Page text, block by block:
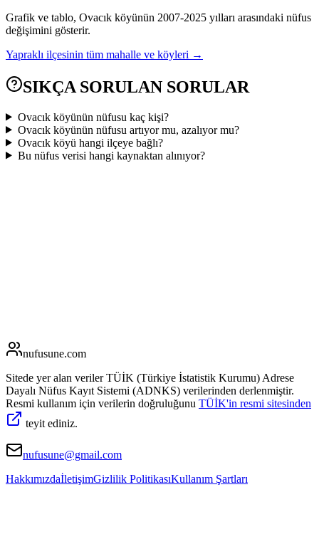
Grafik ve tablo, Ovacık köyünün 2007-2025 yılları arasındaki nüfus
değişimini gösterir.
Yapraklı ilçesinin tüm mahalle ve köyleri →
SIKÇA SORULAN SORULAR
Ovacık köyünün nüfusu kaç kişi?
Ovacık köyünün nüfusu artıyor mu, azalıyor mu?
Ovacık köyü hangi ilçeye bağlı?
Bu nüfus verisi hangi kaynaktan alınıyor?
nufusune.com
Sitede yer alan veriler TÜİK (Türkiye İstatistik Kurumu) Adrese
Dayalı Nüfus Kayıt Sistemi (ADNKS) verilerinden derlenmiştir.
Resmi kullanım için verilerin doğruluğunu TÜİK'in resmi sitesinden
teyit ediniz.
nufusune@gmail.com
HakkımızdaİletişimGizlilik PolitikasıKullanım Şartları